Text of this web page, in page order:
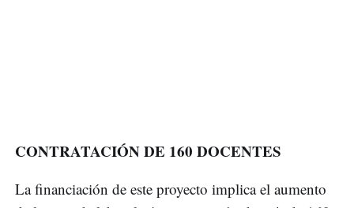
CONTRATACIÓN DE 160 DOCENTES
La financiación de este proyecto implica el aumento